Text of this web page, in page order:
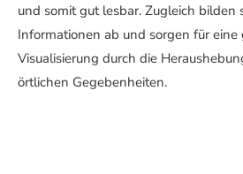
und somit gut lesbar. Zugleich bilden
Informationen ab und sorgen für eine
Visualisierung durch die
örtlichen Gegebenheiten.